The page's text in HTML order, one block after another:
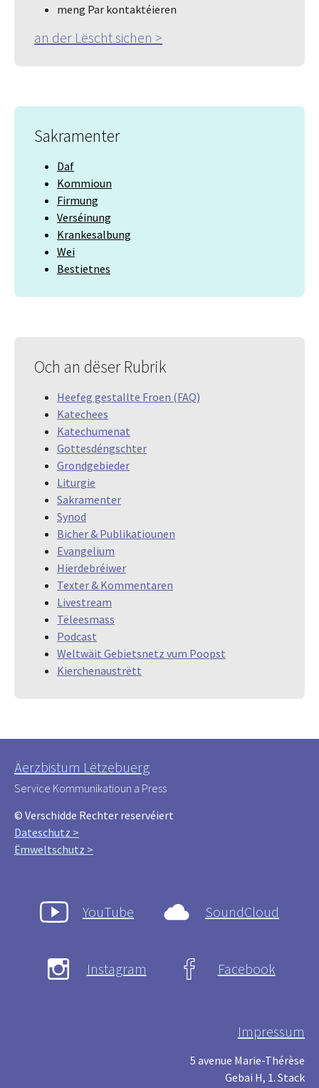
meng Par kontaktéieren
an der Lëscht sichen >
Sakramenter
Daf
Kommioun
Firmung
Verséinung
Krankesalbung
Wei
Bestietnes
Och an dëser Rubrik
Heefeg gestallte Froen (FAQ)
Katechees
Katechumenat
Gottesdéngschter
Grondgebieder
Liturgie
Sakramenter
Synod
Bicher & Publikatiounen
Evangelium
Hierdebréiwer
Texter & Kommentaren
Livestream
Tëleesmass
Podcast
Weltwäit Gebietsnetz vum Poopst
Kierchenaustrëtt
Äerzbistum Lëtzebuerg
Service Kommunikatioun a Press
© Verschidde Rechter reservéiert
Dateschutz >
Ëmweltschutz >
YouTube SoundCloud
Instagram Facebook
Impressum
5 avenue Marie-Thérèse
Gebai H, 1. Stack